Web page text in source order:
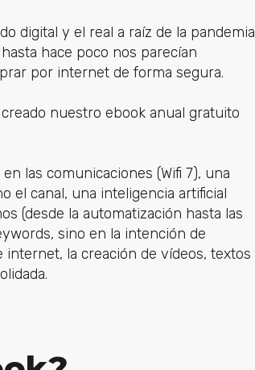
digital y el real a raíz de la pandemia
hace poco nos parecían
por internet de forma segura.
nuestro ebook anual gratuito
las comunicaciones (Wifi 7), una
el canal, una inteligencia artificial
(desde la automatización hasta las
sino en la intención de
la creación de vídeos, textos